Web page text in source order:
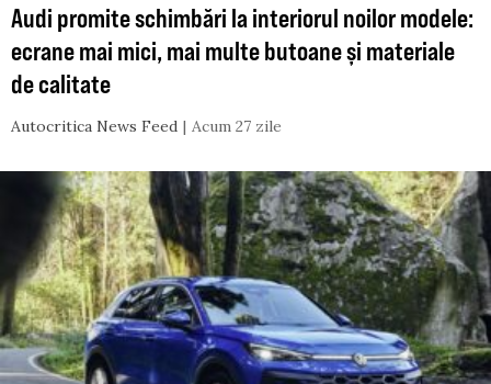
Audi promite schimbări la interiorul noilor modele:
ecrane mai mici, mai multe butoane și materiale
de calitate
Autocritica News Feed Acum 27 zile